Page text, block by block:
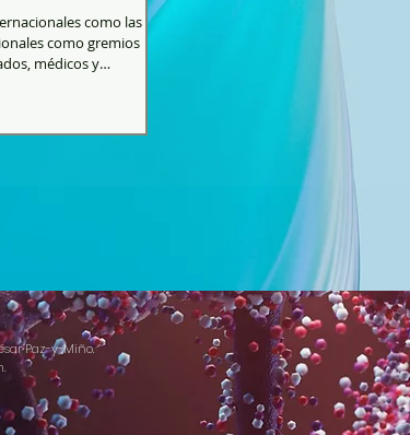
como las
como gremios
médicos y
Paz-y-Miño.